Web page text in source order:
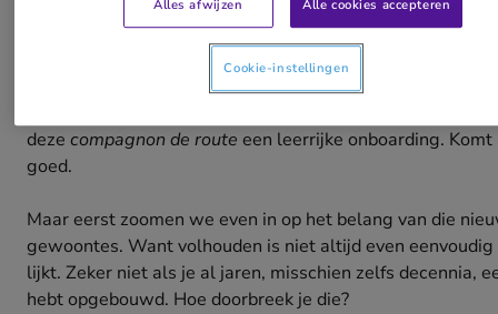
Oude gewoontes loslaten
Werk aan de winkel dus, en vooral:nieuwe routines
je hier klamme handen van? Niet nodig. Onze
deze compagnon de route een leerrijke onboarding.
goed.
Maar eerst zoomen we even in op het belang van die
gewoontes. Want volhouden is niet altijd even
lijkt. Zeker niet als je al jaren, misschien zelfs decennia,
hebt opgebouwd. Hoe doorbreek je die?
Alles afwijzen Alle cookies accepteren
Cookie-instellingen